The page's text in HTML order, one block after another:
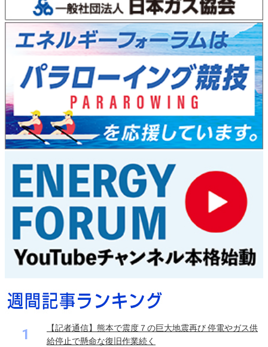
1
【記者通信】熊本で震度７の巨大地震再び 停電やガス供
給停止で懸命な復旧作業続く